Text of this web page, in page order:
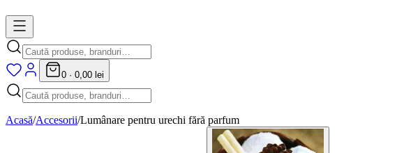
0 · 0,00 lei
Acasă/Accesorii/Lumânare pentru urechi fără parfum